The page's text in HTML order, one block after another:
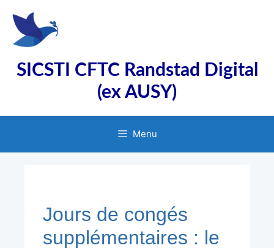
contenu
SICSTI CFTC Randstad Digital
(ex AUSY)
Menu
Jours de congés
supplémentaires : le